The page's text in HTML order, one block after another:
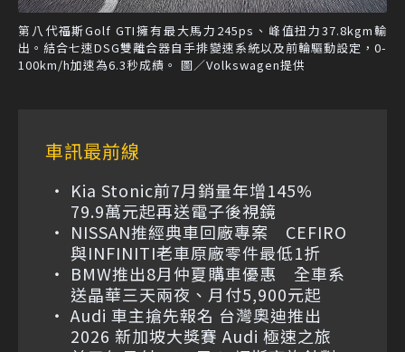
第八代福斯Golf GTI擁有最大馬力245ps、峰值扭力37.8kgm輸
出。結合七速DSG雙離合器自手排變速系統以及前輪驅動設定，0-
100km/h加速為6.3秒成績。 圖／Volkswagen提供
車訊最前線
Kia Stonic前7月銷量年增145%
79.9萬元起再送電子後視鏡
NISSAN推經典車回廠專案 CEFIRO
與INFINITI老車原廠零件最低1折
BMW推出8月仲夏購車優惠 全車系
送晶華三天兩夜、月付5,900元起
Audi 車主搶先報名 台灣奧迪推出
2026 新加坡大獎賽 Audi 極速之旅